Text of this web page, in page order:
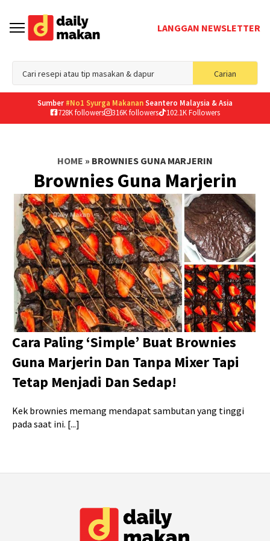
LANGGAN NEWSLETTER
Carian
for:
Sumber #No1 Syurga MakananSeantero Malaysia & Asia
728K followers
316K followers 102.1K Followers
HOME » BROWNIES GUNA MARJERIN
Brownies Guna Marjerin
Cara Paling ‘Simple’ Buat Brownies
Guna Marjerin Dan Tanpa Mixer Tapi
Tetap Menjadi Dan Sedap!
Kek brownies memang mendapat sambutan yang tinggi
pada saat ini. [...]